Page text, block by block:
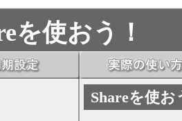
を使おう！
Shareを使